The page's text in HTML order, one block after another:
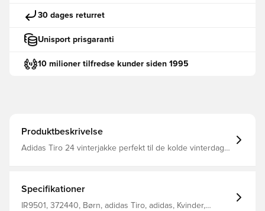
30 dages returret
Unisport prisgaranti
10 milioner tilfredse kunder siden 1995
Produktbeskrivelse
Adidas Tiro 24 vinterjakke perfekt til de kolde vinterdage
Indeholder mindst 70% genbrugsindhold
Specifikationer
IR9501, 372440, Børn, adidas Tiro, adidas, Kvinder,